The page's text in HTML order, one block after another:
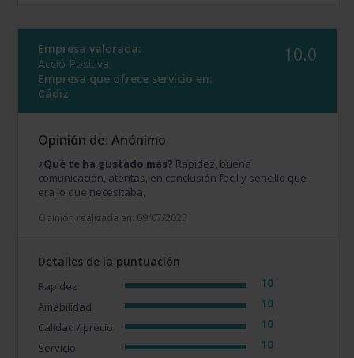
Empresa valorada:
Acció Positiva
Empresa que ofrece servicio en:
Cádiz
10.0
Opinión de: Anónimo
¿Qué te ha gustado más? Rapidez, buena
comunicación, atentas, en conclusión facil y sencillo que
era lo que necesitaba.
Opinión realizada en: 09/07/2025
Detalles de la puntuación
Rapidez 10
Amabilidad 10
Calidad / precio 10
Servicio 10